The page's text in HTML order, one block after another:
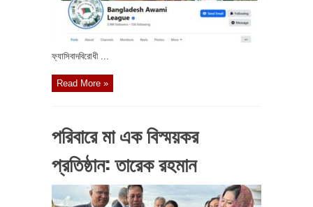
ফ্যাসিবাদবিরোধী ...
Read More »
পরিবারে মা এক বিস্ময়কর
প্রতিষ্ঠান: তারেক রহমান